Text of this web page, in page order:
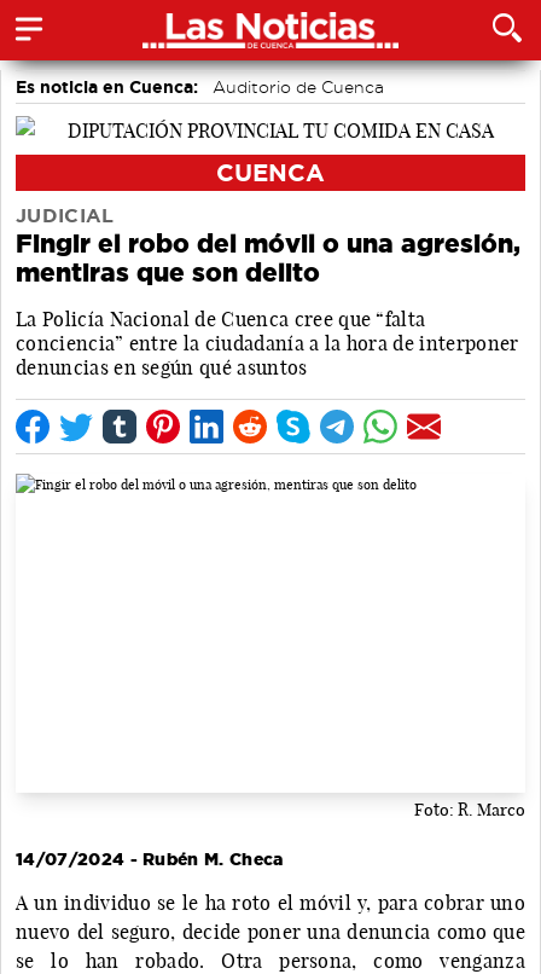
Es noticia en Cuenca: Auditorio de Cuenca
CUENCA
JUDICIAL
Fingir el robo del móvil o una agresión,
mentiras que son delito
La Policía Nacional de Cuenca cree que “falta
conciencia” entre la ciudadanía a la hora de interponer
denuncias en según qué asuntos
Foto: R. Marco
14/07/2024 - Rubén M. Checa
A un individuo se le ha roto el móvil y, para cobrar uno
nuevo del seguro, decide poner una denuncia como que
se lo han robado. Otra persona, como venganza